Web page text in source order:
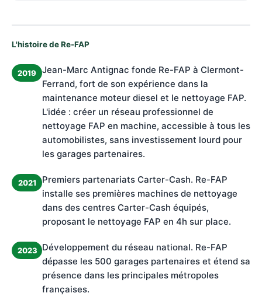
L'histoire de Re-FAP
2019
Jean-Marc Antignac fonde Re-FAP à Clermont-
Ferrand, fort de son expérience dans la
maintenance moteur diesel et le nettoyage FAP.
L'idée : créer un réseau professionnel de
nettoyage FAP en machine, accessible à tous les
automobilistes, sans investissement lourd pour
les garages partenaires.
2021
Premiers partenariats Carter-Cash. Re-FAP
installe ses premières machines de nettoyage
dans des centres Carter-Cash équipés,
proposant le nettoyage FAP en 4h sur place.
2023
Développement du réseau national. Re-FAP
dépasse les 500 garages partenaires et étend sa
présence dans les principales métropoles
françaises.